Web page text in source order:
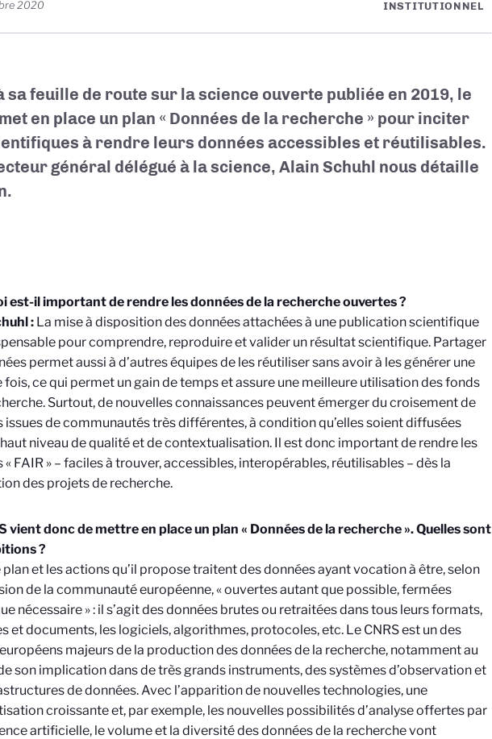
2020 INSTITUTIONNEL
sa feuille de route sur la science ouverte publiée en 2019, le
met en place un plan « Données de la recherche » pour inciter
à rendre leurs données accessibles et réutilisables.
général délégué à la science, Alain Schuhl nous détaille
est-il important de rendre les données de la recherche ouvertes ?
: La mise à disposition des données attachées à une publication scientifique
pour comprendre, reproduire et valider un résultat scientifique. Partager
permet aussi à d’autres équipes de les réutiliser sans avoir à les générer une
fois, ce qui permet un gain de temps et assure une meilleure utilisation des fonds
Surtout, de nouvelles connaissances peuvent émerger du croisement de
issues de communautés très différentes, à condition qu’elles soient diffusées
niveau de qualité et de contextualisation. Il est donc important de rendre les
« FAIR » – faciles à trouver, accessibles, interopérables, réutilisables – dès la
des projets de recherche.
vient donc de mettre en place un plan « Données de la recherche ». Quelles sont
?
et les actions qu’il propose traitent des données ayant vocation à être, selon
de la communauté européenne, « ouvertes autant que possible, fermées
nécessaire » : il s’agit des données brutes ou retraitées dans tous leurs formats,
et documents, les logiciels, algorithmes, protocoles, etc. Le CNRS est un des
majeurs de la production des données de la recherche, notamment au
son implication dans de très grands instruments, des systèmes d’observation et
de données. Avec l’apparition de nouvelles technologies, une
croissante et, par exemple, les nouvelles possibilités d’analyse offertes par
artificielle, le volume et la diversité des données de la recherche vont